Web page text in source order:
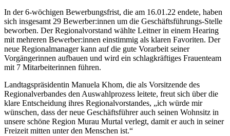
In der 6-wöchigen Bewerbungsfrist, die am 16.01.22 endete, haben
sich insgesamt 29 Bewerber:innen um die Geschäftsführungs-Stelle
beworben. Der Regionalvorstand wählte Leitner in einem Hearing
mit mehreren Bewerber:innen einstimmig als klaren Favoriten. Der
neue Regionalmanager kann auf die gute Vorarbeit seiner
Vorgängerinnen aufbauen und wird ein schlagkräftiges Frauenteam
mit 7 Mitarbeiterinnen führen.
Landtagspräsidentin Manuela Khom, die als Vorsitzende des
Regionalverbandes den Auswahlprozess leitete, freut sich über die
klare Entscheidung ihres Regionalvorstandes, „ich würde mir
wünschen, dass der neue Geschäftsführer auch seinen Wohnsitz in
unsere schöne Region Murau Murtal verlegt, damit er auch in seiner
Freizeit mitten unter den Menschen ist.“